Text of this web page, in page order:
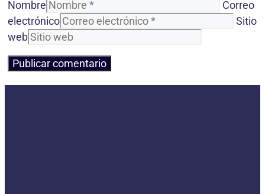
Nombre
Correo
electrónico
Sitio
web